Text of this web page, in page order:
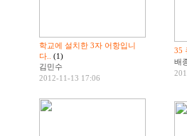
학교에 설치한 3자 어항입니
다..
(1)
김민수
2012-11-13 17:06
35
배